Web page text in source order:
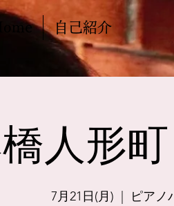
自己紹介
人形
7月21日(月) ピアノ